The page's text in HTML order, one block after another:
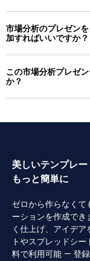
市場分析のプレゼン
加すればいいですか？
この市場分析プレゼ
か？
美しいテンプレー
もっと簡単に
ゼロから作らなく
ーションを作成で
く仕上げ、アイデ
トやスプレッドシ
料で利用可能 — 登録